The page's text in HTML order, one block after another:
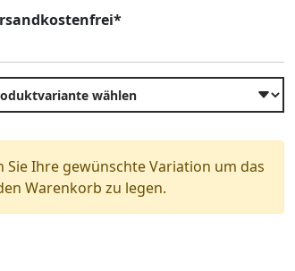
Sie Ihre gewünschte Variation um das
Warenkorb zu legen.